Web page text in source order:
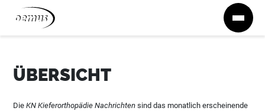
Zum Inhalt springen
ÜBERSICHT
DieKN Kieferorthopädie Nachrichten sind das monatlich erscheinende